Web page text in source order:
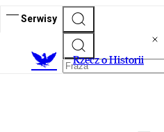
Serwisy
Rzecz o Historii